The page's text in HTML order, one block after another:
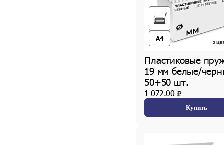
A4
Пластиковые
19 мм белые/
50+50 шт.
1 072.00
Купить